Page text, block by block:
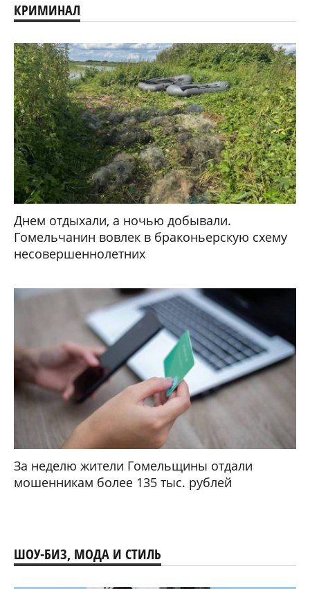
КРИМИНАЛ
Днем отдыхали, а ночью добывали.
Гомельчанин вовлек в браконьерскую схему
несовершеннолетних
За неделю жители Гомельщины отдали
мошенникам более 135 тыс. рублей
ШОУ-БИЗ, МОДА И СТИЛЬ